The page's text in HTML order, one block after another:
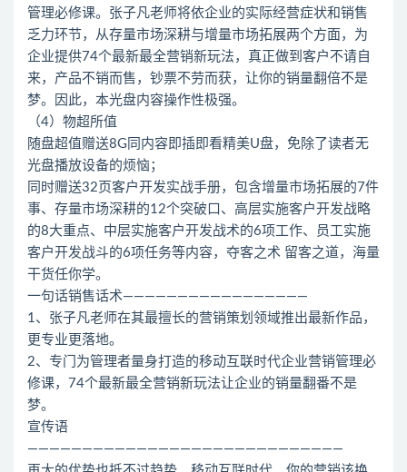
管理必修课。张子凡老师将依企业的实际经营症状和销售
乏力环节，从存量市场深耕与增量市场拓展两个方面，为
企业提供74个最新最全营销新玩法，真正做到客户不请自
来，产品不销而售，钞票不劳而获，让你的销量翻倍不是
梦。因此，本光盘内容操作性极强。
（4）物超所值
随盘超值赠送8G同内容即插即看精美U盘，免除了读者无
光盘播放设备的烦恼；
同时赠送32页客户开发实战手册，包含增量市场拓展的7件
事、存量市场深耕的12个突破口、高层实施客户开发战略
的8大重点、中层实施客户开发战术的6项工作、员工实施
客户开发战斗的6项任务等内容，夺客之术 留客之道，海量
干货任你学。
一句话销售话术—————————————————
1、张子凡老师在其最擅长的营销策划领域推出最新作品，
更专业更落地。
2、专门为管理者量身打造的移动互联时代企业营销管理必
修课，74个最新最全营销新玩法让企业的销量翻番不是
梦。
宣传语
—————————————————————————————